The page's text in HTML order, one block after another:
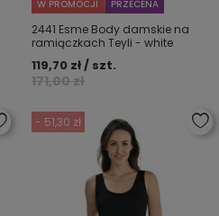
W PROMOCJI PRZECENA
2441 Esme Body damskie na
ramiączkach Teyli - white
171,00 zł
119,70 zł / szt.
- 51,30 zł